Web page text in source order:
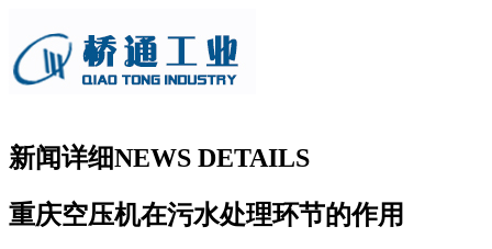
新闻详细NEWS DETAILS
重庆空压机在污水处理环节的作用